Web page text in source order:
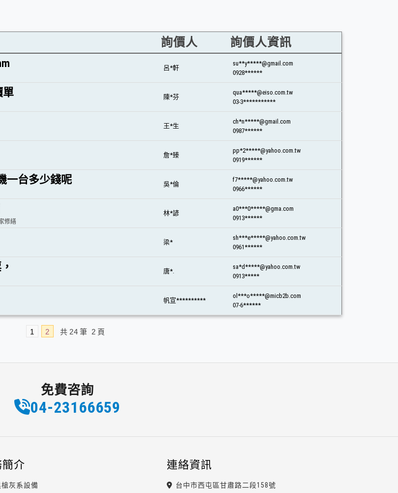
詢價人 詢價人資訊
呂*軒
su**y*****@gmail.com
0928******
單 陳*芬
qua*****@eiso.com.tw
03-3***********
王*生
ch*n*****@gmail.com
0987******
詹*臻
pp*2*****@yahoo.com.tw
0919******
一台多少錢呢 吳*倫
f7*****@yahoo.com.tw
0966******
修繕
林*諺
a0***0*****@gma.com
0913******
梁*
sh***e*****@yahoo.com.tw
0961******
唐*.
sa*d*****@yahoo.com.tw
0913*****
帆宣**********
ol***o*****@micb2b.com
07-6******
1 2 共 24 筆 2 頁
免費咨詢
04-23166659
介
灰系設備
連絡資訊
台中市西屯區甘肅路二段158號